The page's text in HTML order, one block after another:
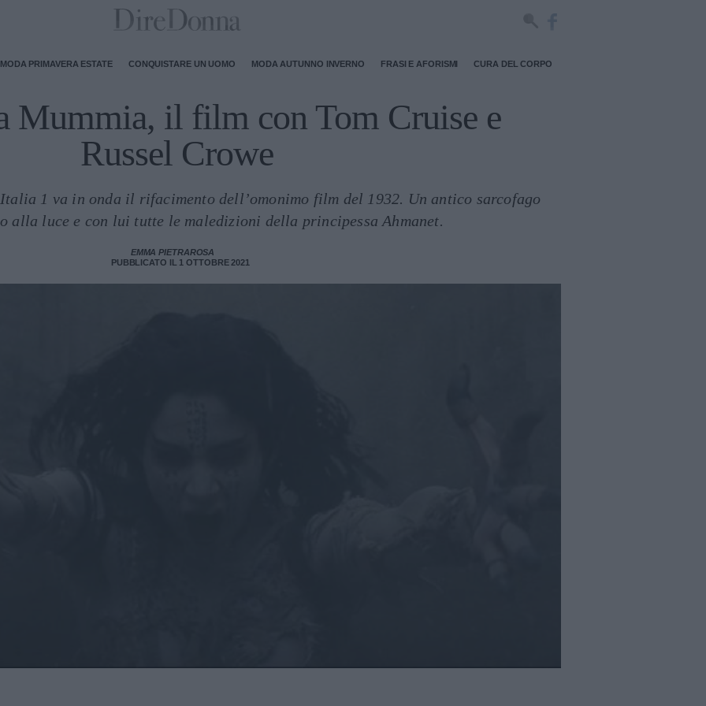
MODA PRIMAVERA ESTATE CONQUISTARE UN UOMO MODA AUTUNNO INVERNO FRASI E AFORISMI CURA DEL CORPO
Mummia, il film con Tom Cruise e
Russel Crowe
1 va in onda il rifacimento dell’omonimo film del 1932. Un antico sarcofago
alla luce e con lui tutte le maledizioni della principessa Ahmanet.
EMMA PIETRAROSA
PUBBLICATO IL 1 OTTOBRE 2021